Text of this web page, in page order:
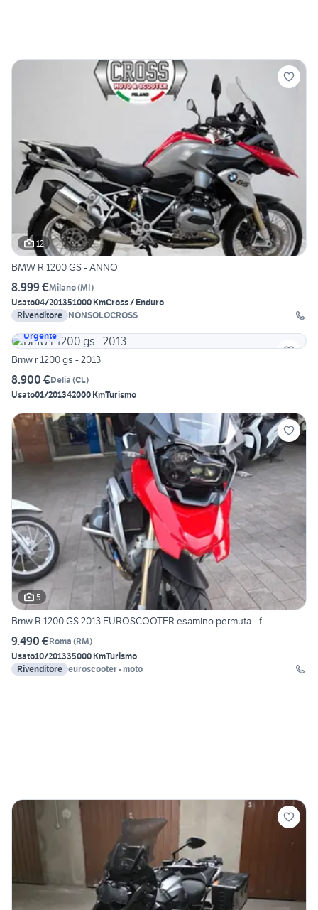
12
BMW R 1200 GS - ANNO
8.999 €Milano(MI)
Usato04/201351000 KmCross / Enduro
Rivenditore NONSOLOCROSS
Urgente
Bmw r 1200 gs - 2013
8.900 €Delia (CL)
Usato01/201342000 KmTurismo
5
Bmw R 1200 GS 2013 EUROSCOOTER esamino permuta - f
9.490 €Roma (RM)
Usato10/201335000 KmTurismo
Rivenditore euroscooter - moto